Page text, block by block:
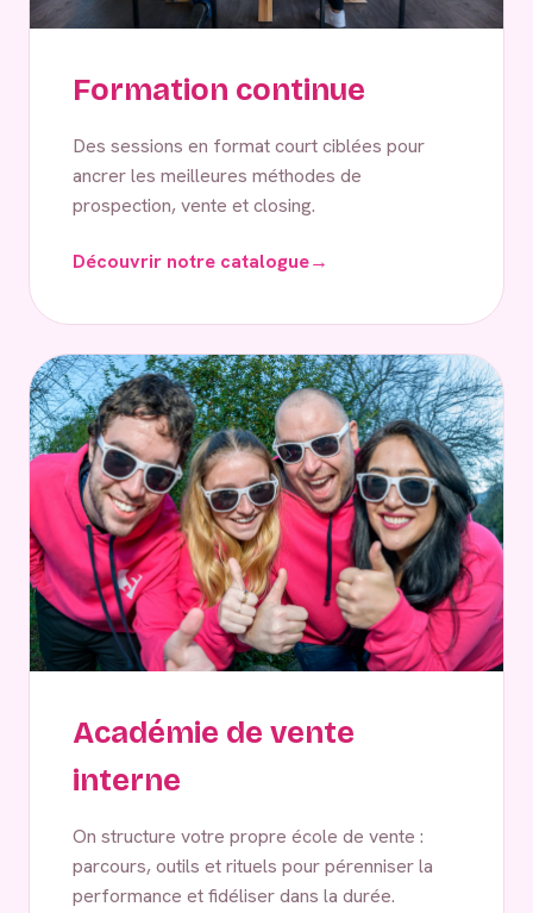
Formation continue
Des sessions en format court ciblées pour
ancrer les meilleures méthodes de
prospection, vente et closing.
Découvrir notre catalogue→
Académie de vente
interne
On structure votre propre école de vente :
parcours, outils et rituels pour pérenniser la
performance et fidéliser dans la durée.